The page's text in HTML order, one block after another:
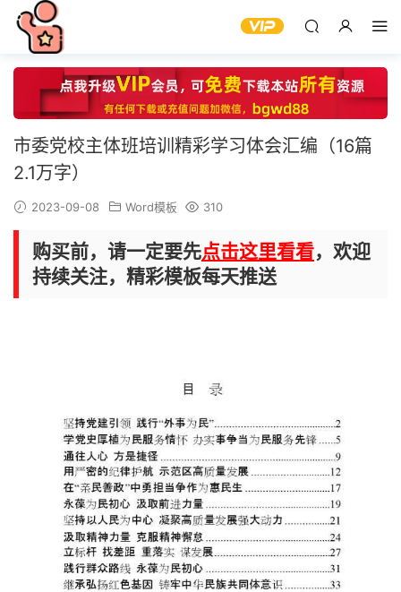
市委党校主体班培训精彩学习体会汇编（16篇
2.1万字）
2023-09-08 Word模板 310
购买前，请一定要先点击这里看看，欢迎
持续关注，精彩模板每天推送